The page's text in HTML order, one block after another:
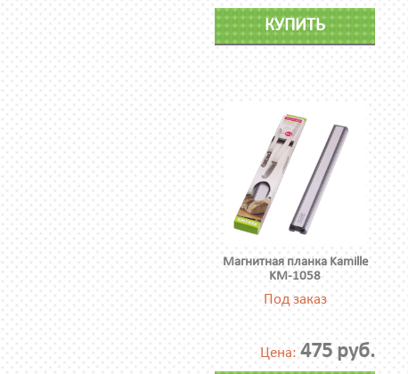
КУПИТЬ
Магнитная планка Kamille
KM-1058
Под заказ
Цена: 475 руб.